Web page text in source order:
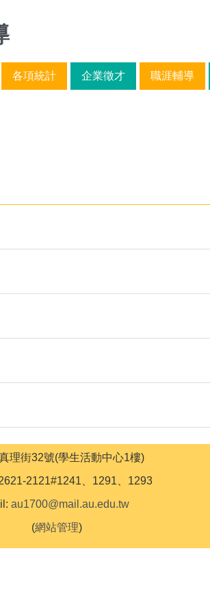
各項統計 企業徵才 職涯輔導
理街32號(學生活動中心1樓)
2121#1241、1291、1293
au1700@mail.au.edu.tw
(網站管理)